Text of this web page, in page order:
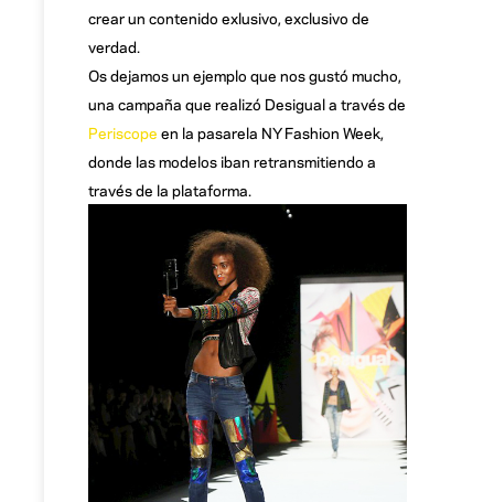
crear un contenido exlusivo, exclusivo de
verdad.
Os dejamos un ejemplo que nos gustó mucho,
una campaña que realizó Desigual a través de
Periscope en la pasarela NY Fashion Week,
donde las modelos iban retransmitiendo a
través de la plataforma.